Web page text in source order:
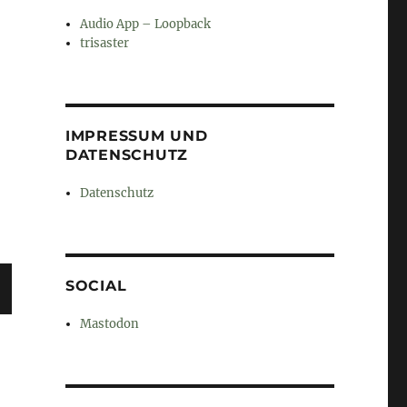
Audio App – Loopback
trisaster
IMPRESSUM UND
DATENSCHUTZ
Datenschutz
SOCIAL
Mastodon